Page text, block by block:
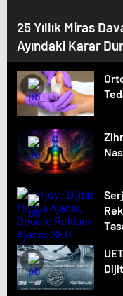
25 Yıllık Miras
Ayındaki Karar
Serjoy : Dijital